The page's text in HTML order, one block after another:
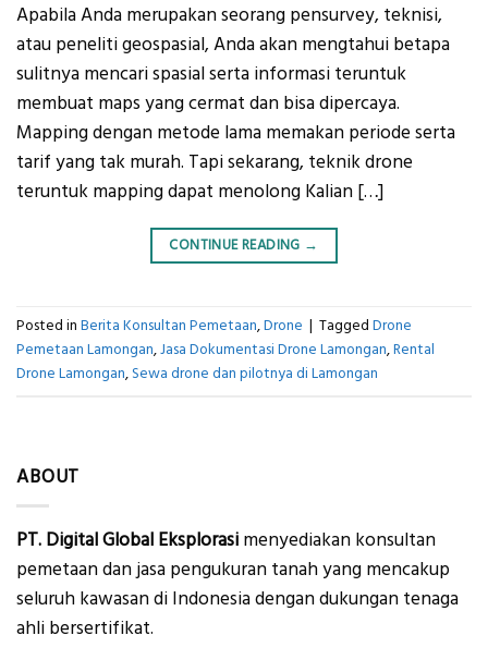
Apabila Anda merupakan seorang pensurvey, teknisi,
atau peneliti geospasial, Anda akan mengtahui betapa
sulitnya mencari spasial serta informasi teruntuk
membuat maps yang cermat dan bisa dipercaya.
Mapping dengan metode lama memakan periode serta
tarif yang tak murah. Tapi sekarang, teknik drone
teruntuk mapping dapat menolong Kalian […]
CONTINUE READING →
Posted in Berita Konsultan Pemetaan,Drone | Tagged Drone
Pemetaan Lamongan,Jasa Dokumentasi Drone Lamongan,Rental
Drone Lamongan,Sewa drone dan pilotnya di Lamongan
ABOUT
PT. Digital Global Eksplorasi menyediakan konsultan
pemetaan dan jasa pengukuran tanah yang mencakup
seluruh kawasan di Indonesia dengan dukungan tenaga
ahli bersertifikat.